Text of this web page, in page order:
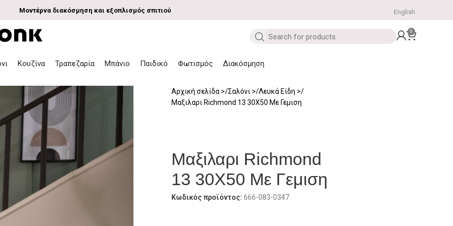
Μοντέρνα διακόσμηση και εξοπλισμός σπιτιού English
0
Κουζίνα Τραπεζαρία Μπάνιο Παιδικό Φωτισμός Διακόσμηση
Αρχική σελίδα Σαλόνι
Λευκά Είδη
Μαξιλαρι Richmond 13 30Χ50 Με Γεμιση
Μαξιλαρι Richmond
13 30Χ50 Με Γεμιση
Κωδικός προϊόντος:666-083-0347